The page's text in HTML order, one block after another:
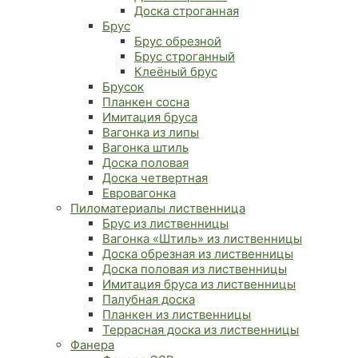
Доска строганная
Брус
Брус обрезной
Брус строганный
Клеёный брус
Брусок
Планкен сосна
Имитация бруса
Вагонка из липы
Вагонка штиль
Доска половая
Доска четвертная
Евровагонка
Пиломатериалы лиственница
Брус из лиственницы
Вагонка «Штиль» из лиственницы
Доска обрезная из лиственницы
Доска половая из лиственницы
Имитация бруса из лиственницы
Палубная доска
Планкен из лиственницы
Террасная доска из лиственницы
Фанера